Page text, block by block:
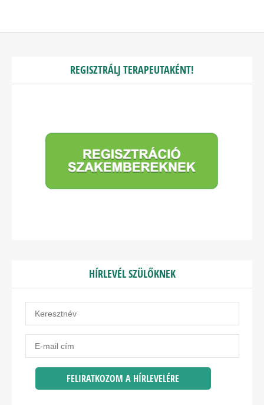
REGISZTRÁLJ TERAPEUTAKÉNT!
HÍRLEVÉL SZÜLŐKNEK